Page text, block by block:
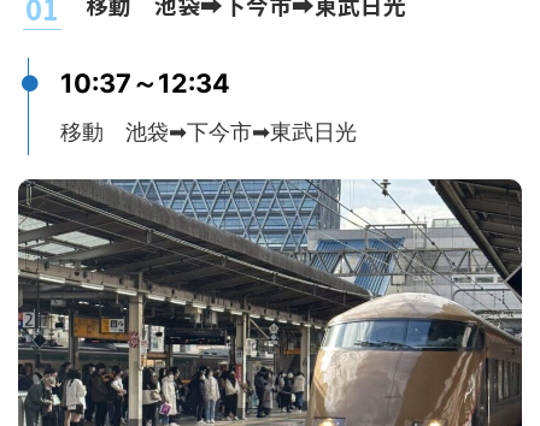
10:37～12:34
移動 池袋➡下今市➡東武日光